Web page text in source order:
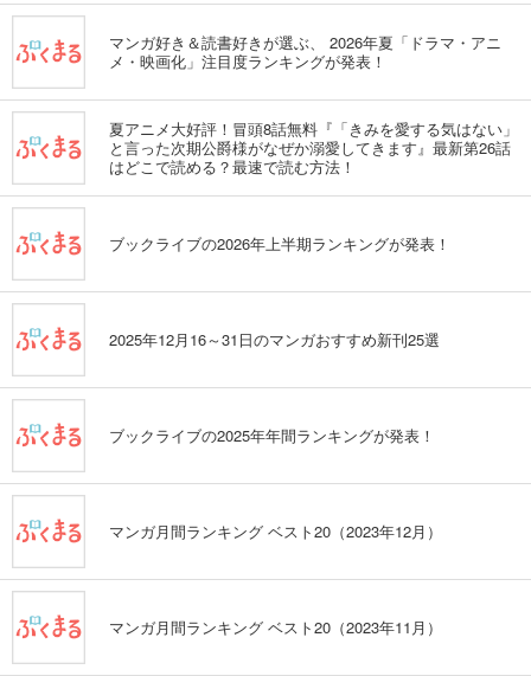
マンガ好き＆読書好きが選ぶ、 2026年夏「ドラマ・アニ
メ・映画化」注目度ランキングが発表！
夏アニメ大好評！冒頭8話無料『「きみを愛する気はない」
と言った次期公爵様がなぜか溺愛してきます』最新第26話
はどこで読める？最速で読む方法！
ブックライブの2026年上半期ランキングが発表！
2025年12月16～31日のマンガおすすめ新刊25選
ブックライブの2025年年間ランキングが発表！
マンガ月間ランキング ベスト20（2023年12月）
マンガ月間ランキング ベスト20（2023年11月）